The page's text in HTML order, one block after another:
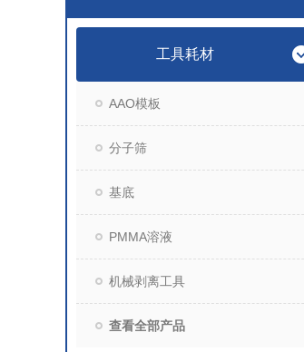
工具耗材
AAO模板
分子筛
基底
PMMA溶液
机械剥离工具
查看全部产品